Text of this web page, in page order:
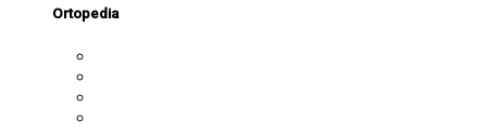
Ortopedia